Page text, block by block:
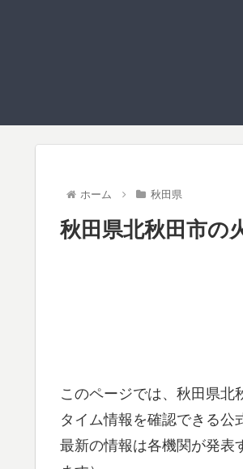
ホーム 秋田県
秋田県北秋田市の
このページでは、秋田県北
タイム情報を確認できる公
最新の情報は各機関が発表